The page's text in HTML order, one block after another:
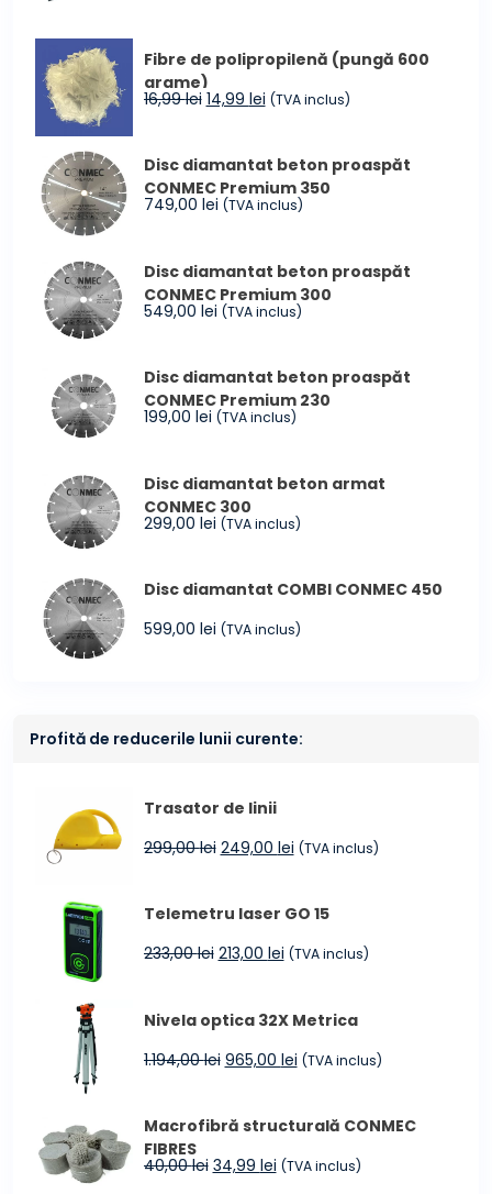
fost:
59,00 lei.
Fibre de polipropilenă (pungă 600
grame)
16,99lei Prețul
fost:
16,99 lei.
14,99 leiPrețul
14,99 lei.
(TVA inclus)
Disc diamantat beton proaspăt
CONMEC Premium 350
749,00 lei (TVA inclus)
Disc diamantat beton proaspăt
CONMEC Premium 300
549,00 lei (TVA inclus)
Disc diamantat beton proaspăt
CONMEC Premium 230
199,00 lei (TVA inclus)
Disc diamantat beton armat
CONMEC 300
299,00 lei (TVA inclus)
Disc diamantat COMBI CONMEC 450
599,00 lei (TVA inclus)
Profită de reducerile lunii curente:
Trasator de linii
299,00lei Prețul
fost:
249,00 leiPrețul
249,00 lei.
(TVA inclus)
Telemetru laser GO 15
233,00lei Prețul
fost:
213,00 leiPrețul
213,00 lei.
(TVA inclus)
Nivela optica 32X Metrica
1.194,00lei Prețul
fost:
965,00 leiPrețul
965,00 lei.
(TVA inclus)
Macrofibră structurală CONMEC
FIBRES
40,00lei Prețul
34,99 leiPrețul
(TVA inclus)